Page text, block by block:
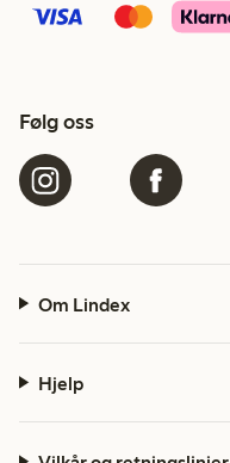
Følg oss
Om Lindex
Hjelp